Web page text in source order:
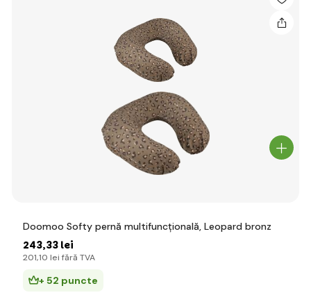
Doomoo Softy pernă multifuncțională, Leopard bronz
243,33 lei
201,10 lei fără TVA
+ 52 puncte